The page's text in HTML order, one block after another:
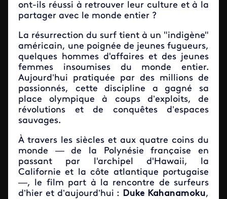
ont-ils réussi à retrouver leur culture et à la
partager avec le monde entier ?
La résurrection du surf tient à un "indigène"
américain, une poignée de jeunes fugueurs,
quelques hommes d'affaires et des jeunes
femmes insoumises du monde entier.
Aujourd’hui pratiquée par des millions de
passionnés, cette discipline a gagné sa
place olympique à coups d’exploits, de
révolutions et de conquêtes d’espaces
sauvages.
À travers les siècles et aux quatre coins du
monde — de la Polynésie française en
passant par l'archipel d'Hawaii, la
Californie et la côte atlantique portugaise
—, le film part à la rencontre de surfeurs
d’hier et d’aujourd’hui : Duke Kahanamoku,